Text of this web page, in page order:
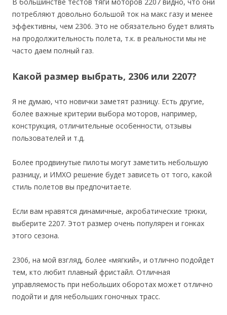
потребляют довольно большой ток на макс газу и менее
эффективны, чем 2306. Это не обязательно будет влиять
на продолжительность полета, т.к. в реальности мы не
часто даем полный газ.
Какой размер выбрать, 2306 или 2207?
Я не думаю, что новички заметят разницу. Есть другие,
более важные критерии выбора моторов, например,
конструкция, отличительные особенности, отзывы
пользователей и т.д.
Более продвинутые пилоты могут заметить небольшую
разницу, и ИМХО решение будет зависеть от того, какой
стиль полетов вы предпочитаете.
Если вам нравятся динамичные, акробатические трюки,
выберите 2207. Этот размер очень популярен и гонках
этого сезона.
2306, на мой взгляд, более «мягкий», и отлично подойдет
тем, кто любит плавный фристайл. Отличная
управляемость при небольших оборотах может отлично
подойти и для небольших гоночных трасс.